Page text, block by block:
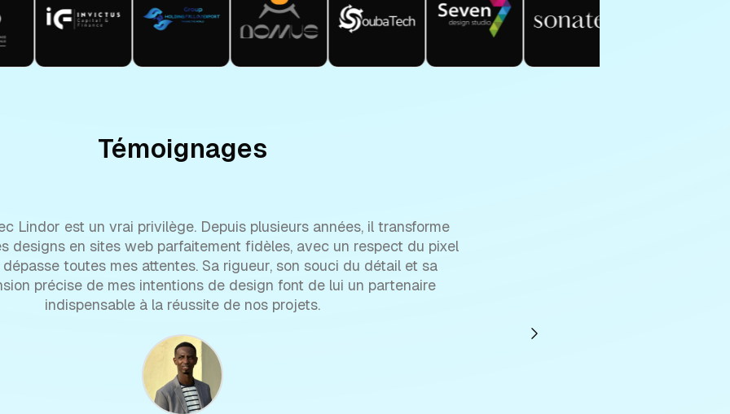
Témoignages
Lindor est un vrai privilège. Depuis plusieurs années, il transforme
designs en sites web parfaitement fidèles, avec un respect du pixel
toutes mes attentes. Sa rigueur, son souci du détail et sa
précise de mes intentions de design font de lui un partenaire
indispensable à la réussite de nos projets.